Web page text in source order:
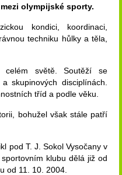
olympijské sporty.
kondici, koordinaci,
techniku hůlky a těla,
celém světě.Soutěží se
skupinových disciplínách.
tříd a podle věku.
bohužel však stále patří
pod T. J. Sokol Vysočany v
klubu dělá již od
od 11. 10. 2004.